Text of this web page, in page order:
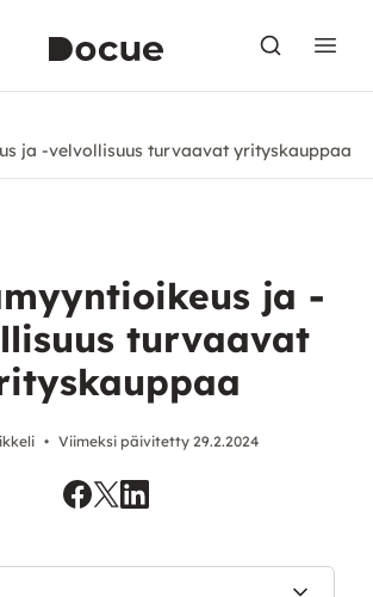
ja -velvollisuus turvaavat yrityskauppaa
ja -
turvaavat
• Viimeksi päivitetty 29.2.2024